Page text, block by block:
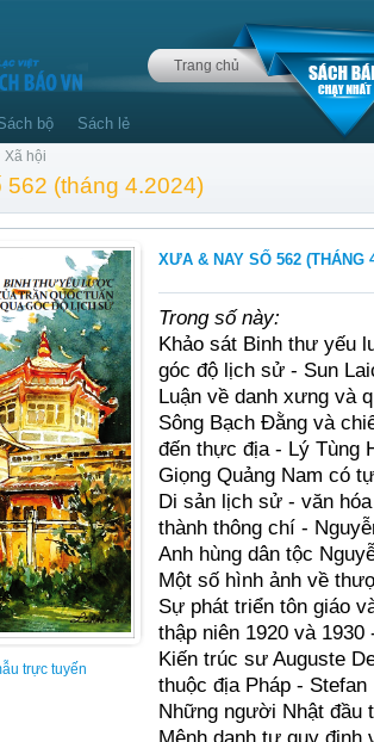
Trang chủ
bộ Sách lẻ
Xã hội
562 (tháng 4.2024)
trực tuyến
XƯA & NAY SỐ 562 (THÁNG
Trong số này:
Khảo sát Binh thư yếu
góc độ lịch sử - Sun
Luận về danh xưng và
Sông Bạch Đằng và
đến thực địa - Lý Tùng
Giọng Quảng Nam có
Di sản lịch sử - văn
thành thông chí -
Anh hùng dân tộc
Một số hình ảnh về
Sự phát triển tôn giáo
thập niên 1920 và
Kiến trúc sư Auguste
thuộc địa Pháp - Stefan
Những người Nhật đầu